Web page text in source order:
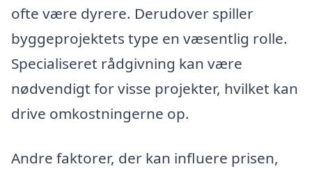
ofte være dyrere. Derudover spiller
byggeprojektets type en væsentlig rolle.
Specialiseret rådgivning kan være
nødvendigt for visse projekter, hvilket kan
drive omkostningerne op.
Andre faktorer, der kan influere prisen,